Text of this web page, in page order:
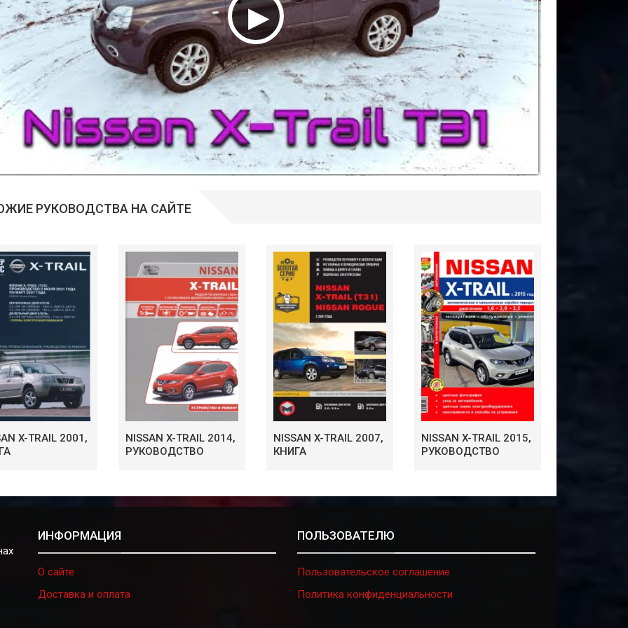
РУКОВОДСТВА НА САЙТЕ
X-TRAIL 2001,
NISSAN X-TRAIL 2014,
РУКОВОДСТВО
NISSAN X-TRAIL 2007,
КНИГА
NISSAN X-TRAIL 2015,
РУКОВОДСТВО
ИНФОРМАЦИЯ
О сайте
Доставка и оплата
ПОЛЬЗОВАТЕЛЮ
Пользовательское соглашение
Политика конфиденциальности